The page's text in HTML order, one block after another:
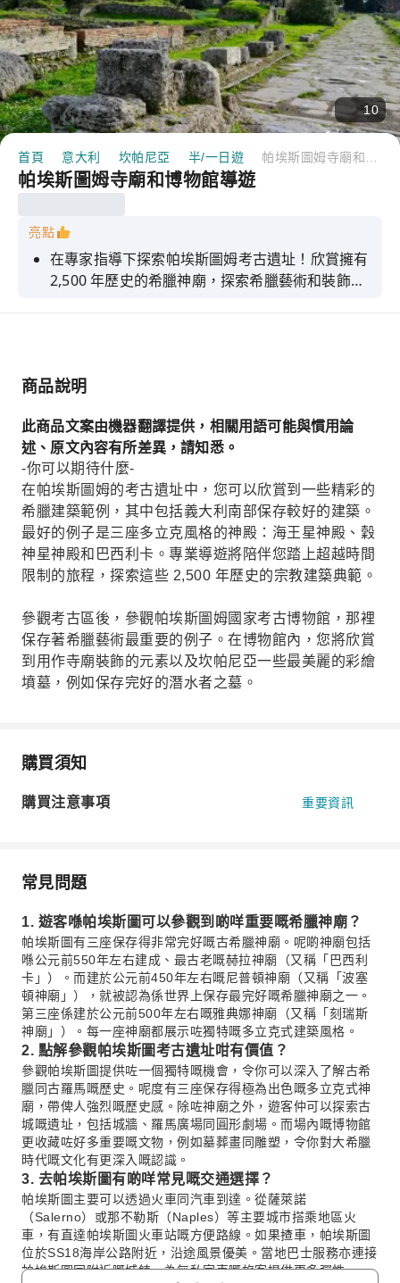
10
首頁 意大利 坎帕尼亞 半/一日遊
帕埃斯圖姆寺廟和博物館導遊
亮點
在專家指導下探索帕埃斯圖姆考古遺址！欣賞擁有
2,500 年歷史的希臘神廟，探索希臘藝術和裝飾元
商品說明
此商品文案由機器翻譯提供，相關用語可能與慣用論
述、原文內容有所差異，請知悉。
-你可以期待什麼-
在帕埃斯圖姆的考古遺址中，您可以欣賞到一些精彩的
希臘建築範例，其中包括義大利南部保存較好的建築。
最好的例子是三座多立克風格的神殿：海王星神殿、穀
神星神殿和巴西利卡。專業導遊將陪伴您踏上超越時間
限制的旅程，探索這些 2,500 年歷史的宗教建築典範。
參觀考古區後，參觀帕埃斯圖姆國家考古博物館，那裡
保存著希臘藝術最重要的例子。在博物館內，您將欣賞
到用作寺廟裝飾的元素以及坎帕尼亞一些最美麗的彩繪
墳墓，例如保存完好的潛水者之墓。
購買須知
購買注意事項 重要資訊
常見問題
1. 遊客喺帕埃斯圖可以參觀到啲咩重要嘅希臘神廟？
帕埃斯圖有三座保存得非常完好嘅古希臘神廟。呢啲神廟包括
喺公元前550年左右建成、最古老嘅赫拉神廟（又稱「巴西利
卡」）。而建於公元前450年左右嘅尼普頓神廟（又稱「波塞
頓神廟」），就被認為係世界上保存最完好嘅希臘神廟之一。
第三座係建於公元前500年左右嘅雅典娜神廟（又稱「刻瑞斯
神廟」）。每一座神廟都展示咗獨特嘅多立克式建築風格。
2. 點解參觀帕埃斯圖考古遺址咁有價值？
參觀帕埃斯圖提供咗一個獨特嘅機會，令你可以深入了解古希
臘同古羅馬嘅歷史。呢度有三座保存得極為出色嘅多立克式神
廟，帶俾人強烈嘅歷史感。除咗神廟之外，遊客仲可以探索古
城嘅遺址，包括城牆、羅馬廣場同圓形劇場。而場內嘅博物館
更收藏咗好多重要嘅文物，例如墓葬畫同雕塑，令你對大希臘
時代嘅文化有更深入嘅認識。
3. 去帕埃斯圖有啲咩常見嘅交通選擇？
帕埃斯圖主要可以透過火車同汽車到達。從薩萊諾
（Salerno）或那不勒斯（Naples）等主要城市搭乘地區火
車，有直達帕埃斯圖火車站嘅方便路線。如果揸車，帕埃斯圖
位於SS18海岸公路附近，沿途風景優美。當地巴士服務亦連接
帕埃斯圖同附近嘅城鎮，為無私家車嘅旅客提供更多彈性。